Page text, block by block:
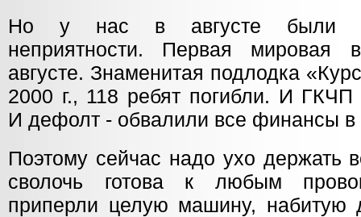
Но у нас в августе были
неприятности. Первая мировая
августе. Знаменитая подлодка
2000 г., 118 ребят погибли. И
И дефолт - обвалили все финансы в
Поэтому сейчас надо ухо держать
сволочь готова к любым
приперли целую машину, набитую